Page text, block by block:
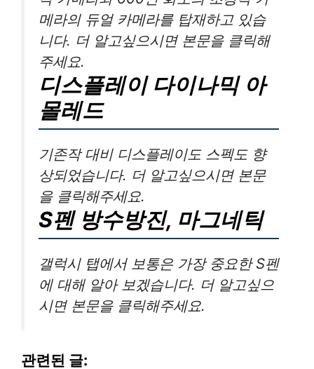
메라의 듀얼 카메라를 탑재하고 있습
니다. 더 알고싶으시면 본문을 클릭해
주세요.
디스플레이 다이나믹 아
몰레드
기존작 대비 디스플레이도 스펙도 향
상되었습니다. 더 알고싶으시면 본문
을 클릭해주세요.
S펜 방수방진, 마그네틱
갤럭시 탭에서 보통은 가장 중요한 S펜
에 대해 알아 보겠습니다. 더 알고싶으
시면 본문을 클릭해주세요.
관련된 글: